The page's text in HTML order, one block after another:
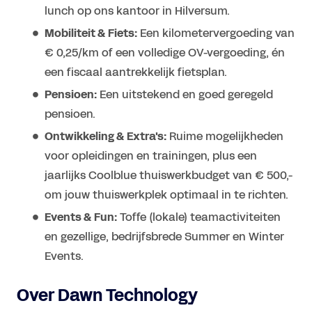
lunch op ons kantoor in Hilversum.
Mobiliteit & Fiets: Een kilometervergoeding van
€ 0,25/km of een volledige OV-vergoeding, én
een fiscaal aantrekkelijk fietsplan.
Pensioen: Een uitstekend en goed geregeld
pensioen.
Ontwikkeling & Extra's: Ruime mogelijkheden
voor opleidingen en trainingen, plus een
jaarlijks Coolblue thuiswerkbudget van € 500,-
om jouw thuiswerkplek optimaal in te richten.
Events & Fun:Toffe (lokale) teamactiviteiten
en gezellige, bedrijfsbrede Summer en Winter
Events.
Over Dawn Technology